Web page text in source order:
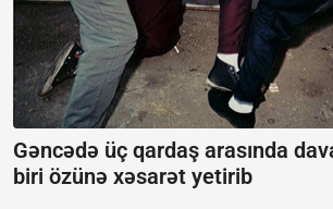
Gəncədə üç qardaş arasında
biri özünə xəsarət yetirib